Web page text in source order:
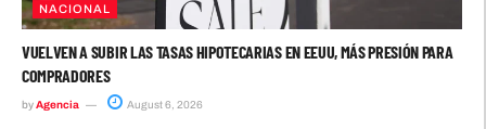
NACIONAL
VUELVEN A SUBIR LAS TASAS HIPOTECARIAS EN EEUU, MÁS PRESIÓN PARA
COMPRADORES
byAgencia August 6, 2026